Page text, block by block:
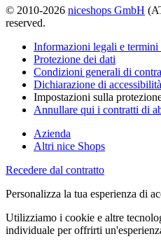
© 2010-2026 niceshops GmbH
reserved.
Informazioni legali e
Protezione dei dati
Condizioni generali di
Dichiarazione di accessibilità
Impostazioni sulla
Annullare qui i contratti di
Azienda
Altri nice Shops
Recedere dal contratto
Personalizza la tua esperienza di
Utilizziamo i cookie e altre
individuale per offrirti